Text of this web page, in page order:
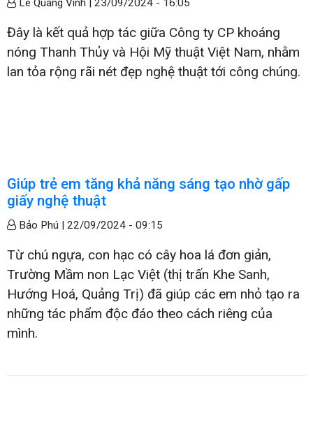
Lê Quang Vinh | 23/09/2024 - 16:05
Đây là kết quả hợp tác giữa Công ty CP khoáng
nóng Thanh Thủy và Hội Mỹ thuật Việt Nam, nhằm
lan tỏa rộng rãi nét đẹp nghệ thuật tới công chúng.
Giúp trẻ em tăng khả năng sáng tạo nhờ gấp
giấy nghệ thuật
Bảo Phú | 22/09/2024 - 09:15
Từ chú ngựa, con hạc có cây hoa lá đơn giản,
Trường Mầm non Lạc Việt (thị trấn Khe Sanh,
Hướng Hoá, Quảng Trị) đã giúp các em nhỏ tạo ra
những tác phẩm độc đáo theo cách riêng của
mình.